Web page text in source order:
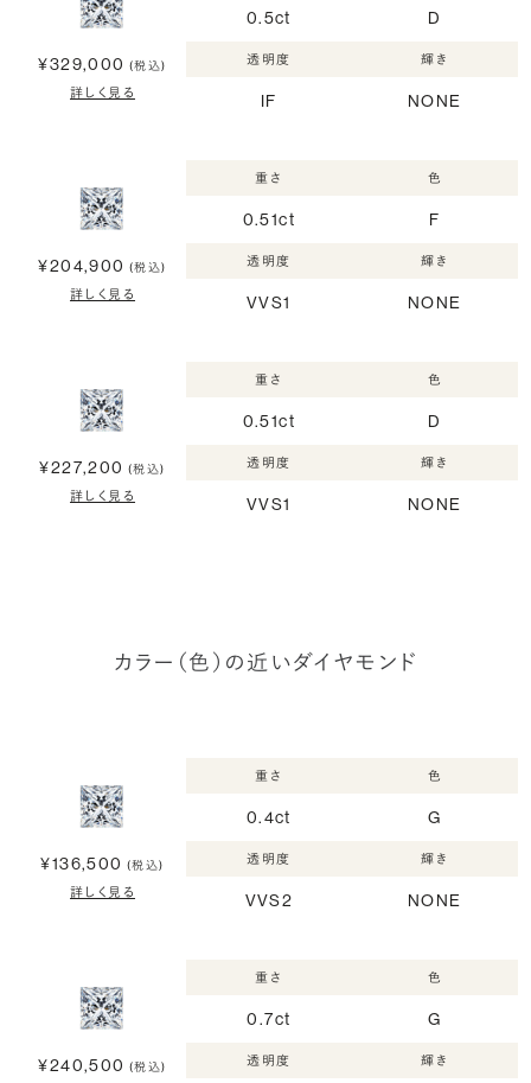
¥329,000 (税込)
詳しく見る
0.5ct D
透明度
IF
輝き
NONE
¥204,900 (税込)
詳しく見る
重さ
0.51ct
色
F
透明度
VVS1
輝き
NONE
¥227,200 (税込)
詳しく見る
重さ
0.51ct
色
D
透明度
VVS1
輝き
NONE
カラー（色）の近いダイヤモンド
¥136,500 (税込)
詳しく見る
重さ
0.4ct
色
G
透明度
VVS2
輝き
NONE
¥240,500 (税込)
重さ
0.7ct
色
G
透明度 輝き